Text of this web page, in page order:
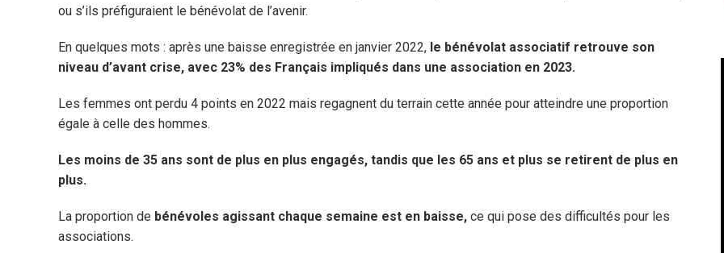
ou s’ils préfiguraient le bénévolat de l’avenir.
En quelques mots : après une baisse enregistrée en janvier 2022, le bénévolat associatif retrouve son
niveau d’avant crise, avec 23% des Français impliqués dans une association en 2023.
Les femmes ont perdu 4 points en 2022 mais regagnent du terrain cette année pour atteindre une proportion
égale à celle des hommes.
Les moins de 35 ans sont de plus en plus engagés, tandis que les 65 ans et plus se retirent de plus en
plus.
La proportion de bénévoles agissant chaque semaine est en baisse, ce qui pose des difficultés pour les
associations.